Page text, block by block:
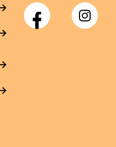
Facebook
Instagram
DRV
Nachwuchskräfte